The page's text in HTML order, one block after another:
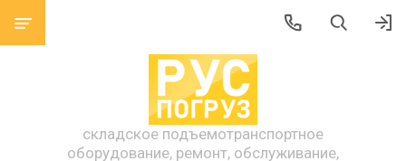
складское подъемотранспортное
оборудование, ремонт, обслуживание,